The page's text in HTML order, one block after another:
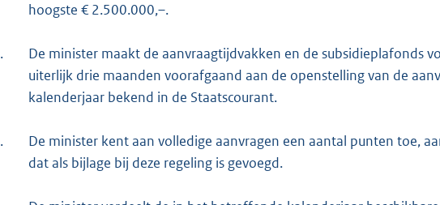
hoogste € 2.500.000,–.
De minister maakt de aanvraagtijdvakken en de subsidieplafonds
uiterlijk drie maanden voorafgaand aan de openstelling van de
kalenderjaar bekend in de Staatscourant.
De minister kent aan volledige aanvragen een aantal punten toe,
dat als bijlage bij deze regeling is gevoegd.